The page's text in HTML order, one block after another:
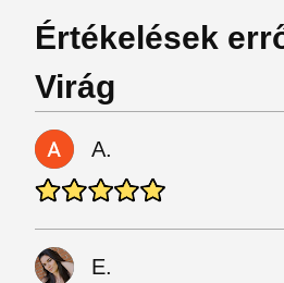
Értékelések
Virág
A.
E.